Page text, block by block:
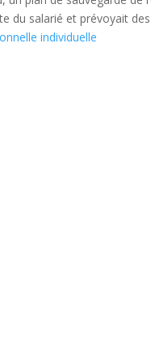
du salarié et prévoyait
individuelle